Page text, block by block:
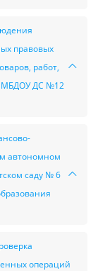
правовых
работ,
МБДОУ ДС №12
автономном
саду № 6
операций